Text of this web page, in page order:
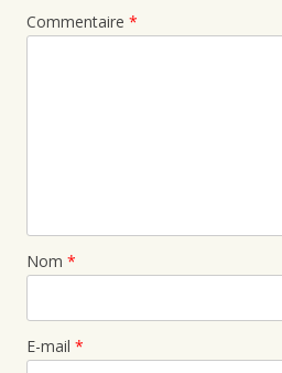
Commentaire *
Nom *
E-mail *